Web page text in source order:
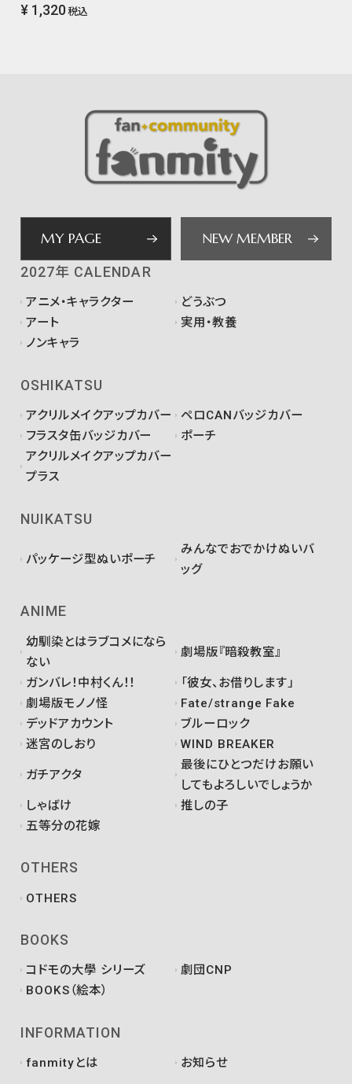
¥ 1,320 税込
MY PAGE NEW MEMBER
2027年 CALENDAR
アニメ・キャラクター
どうぶつ
アート
実用・教養
ノンキャラ
OSHIKATSU
アクリルメイクアップカバー
ペロCANバッジカバー
フラスタ缶バッジカバー
ポーチ
アクリルメイクアップカバー
プラス
NUIKATSU
パッケージ型ぬいポーチ
みんなでおでかけぬいバ
ッグ
ANIME
幼馴染とはラブコメになら
ない
劇場版『暗殺教室』
ガンバレ！中村くん！！
「彼女、お借りします」
劇場版モノノ怪
Fate/strange Fake
デッドアカウント
ブルーロック
迷宮のしおり
WIND BREAKER
ガチアクタ
最後にひとつだけお願い
してもよろしいでしょうか
しゃばけ
推しの子
五等分の花嫁
OTHERS
OTHERS
BOOKS
コドモの大學 シリーズ
劇団CNP
BOOKS（絵本）
INFORMATION
fanmityとは お知らせ